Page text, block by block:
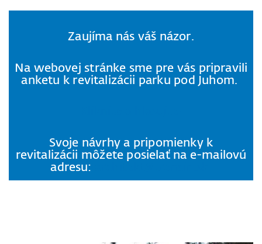
Zaujíma nás váš názor.
Na webovej stránke sme pre vás pripravili
anketu k revitalizácii parku pod Juhom.
Svoje návrhy a pripomienky k
revitalizácii môžete posielať na e-mailovú
adresu: